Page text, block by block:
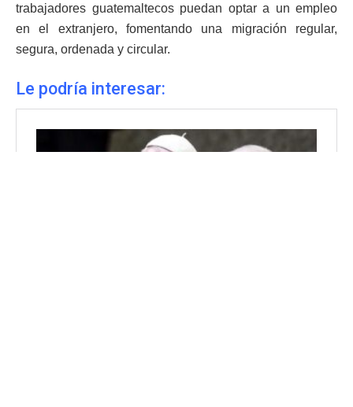
trabajadores guatemaltecos puedan optar a un empleo
en el extranjero, fomentando una migración regular,
segura, ordenada y circular.
Le podría interesar: